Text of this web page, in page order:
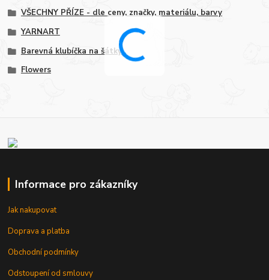
VŠECHNY PŘÍZE - dle ceny, značky, materiálu, barvy
YARNART
Barevná klubíčka na šátky
Flowers
Informace pro zákazníky
Jak nakupovat
Doprava a platba
Obchodní podmínky
Odstoupení od smlouvy